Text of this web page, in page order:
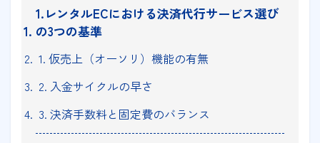
1.レンタルECにおける決済代行サービス選び
の3つの基準
1. 仮売上（オーソリ）機能の有無
2. 入金サイクルの早さ
3. 決済手数料と固定費のバランス